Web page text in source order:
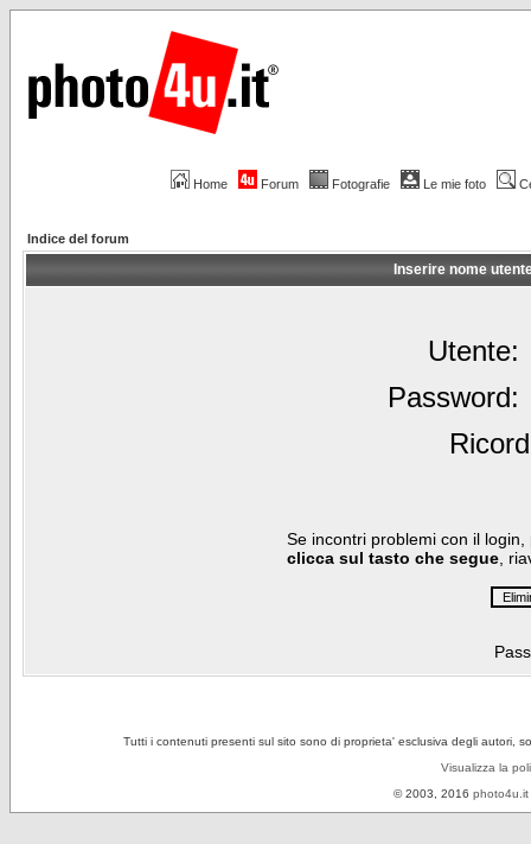
Home Forum Fotografie Le mie foto
Indice del forum
Inserire nome
Utente:
Password:
Se incontri problemi con il
clicca sul tasto che segue ,
Tutti i contenuti presenti sul sito sono di proprieta' esclusiva degli autori,
Visualizza la
© 2003, 2016 photo4u.it